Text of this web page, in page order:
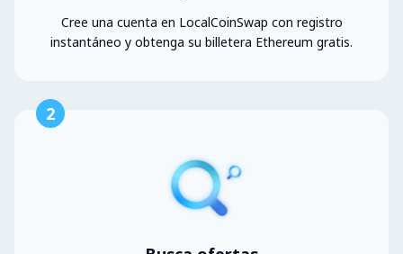
Cree una cuenta en LocalCoinSwap con registro
instantáneo y obtenga su billetera Ethereum gratis.
2